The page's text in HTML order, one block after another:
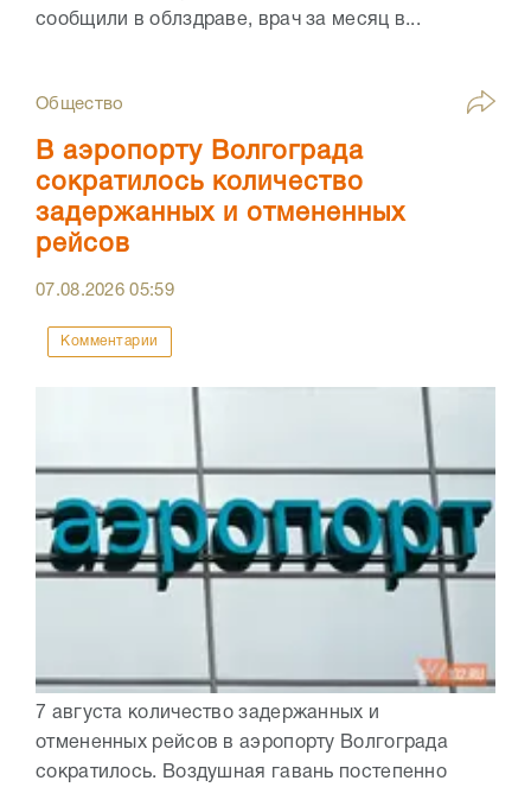
сообщили в облздраве, врач за месяц в...
Общество
В аэропорту Волгограда
сократилось количество
задержанных и отмененных
рейсов
07.08.202605:59
Комментарии
7 августа количество задержанных и
отмененных рейсов в аэропорту Волгограда
сократилось. Воздушная гавань постепенно